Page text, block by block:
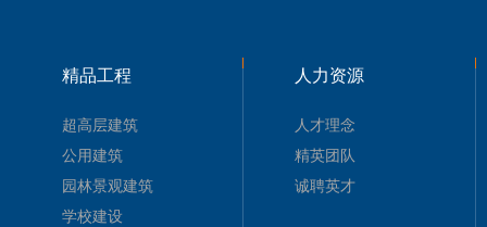
精品工程
超高层建筑
公用建筑
园林景观建筑
学校建设
人力资源
人才理念
精英团队
诚聘英才